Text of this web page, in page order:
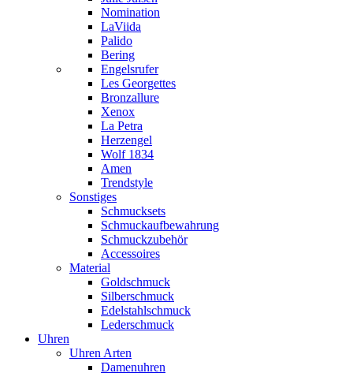
Nomination
LaViida
Palido
Bering
Engelsrufer
Les Georgettes
Bronzallure
Xenox
La Petra
Herzengel
Wolf 1834
Amen
Trendstyle
Sonstiges
Schmucksets
Schmuckaufbewahrung
Schmuckzubehör
Accessoires
Material
Goldschmuck
Silberschmuck
Edelstahlschmuck
Lederschmuck
Uhren
Uhren Arten
Damenuhren